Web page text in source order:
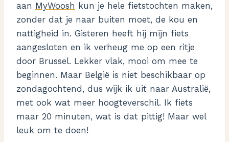
aan MyWoosh kun je hele fietstochten maken,
zonder dat je naar buiten moet, de kou en
nattigheid in. Gisteren heeft hij mijn fiets
aangesloten en ik verheug me op een ritje
door Brussel. Lekker vlak, mooi om mee te
beginnen. Maar België is niet beschikbaar op
zondagochtend, dus wijk ik uit naar Australië,
met ook wat meer hoogteverschil. Ik fiets
maar 20 minuten, wat is dat pittig! Maar wel
leuk om te doen!